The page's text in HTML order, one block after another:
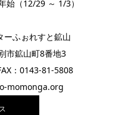
（12/29 ～ 1/3）
ーふぉれすと鉱山
市鉱山町8番地3
：0143-81-5808
momonga.org